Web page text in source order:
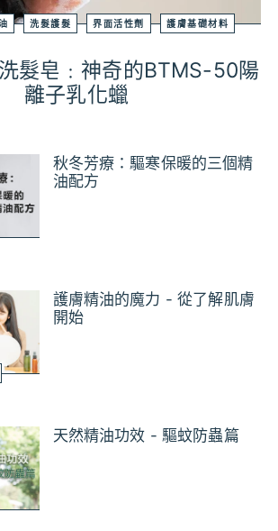
洗髮護髮 界面活性劑 護膚基礎材料
髮皂﹕神奇的BTMS-50陽
離子乳化蠟
秋冬芳療：驅寒保暖的三個精
油配方
護膚精油的魔力 - 從了解肌膚
開始
天然精油功效 - 驅蚊防蟲篇